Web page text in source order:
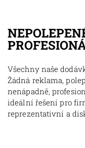
Všechny naše
Žádná reklama,
nenápadně,
ideální řešení pro
reprezentativní a